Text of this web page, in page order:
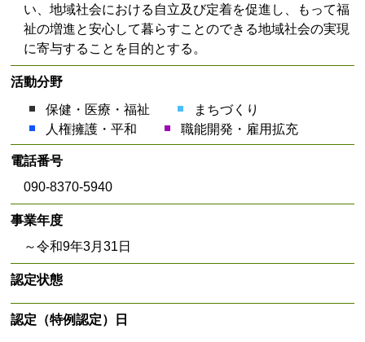
い、地域社会における自立及び定着を促進し、もって福
祉の増進と安心して暮らすことのできる地域社会の実現
に寄与することを目的とする。
活動分野
保健・医療・福祉
まちづくり
人権擁護・平和
職能開発・雇用拡充
電話番号
090-8370-5940
事業年度
～令和9年3月31日
認定状態
認定（特例認定）日